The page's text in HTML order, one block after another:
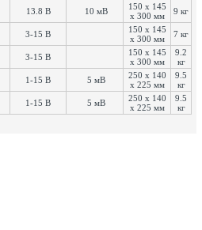
13.8 В 10 мВ
150 x 145
x 300 мм
9 кг
3-15 В
150 х 145
х 300 мм
7 кг
3-15 В
150 х 145
х 300 мм
9.2
кг
1-15 В 5 мВ
250 x 140
x 225 мм
9.5
кг
1-15 В 5 мВ
250 х 140
х 225 мм
9.5
кг